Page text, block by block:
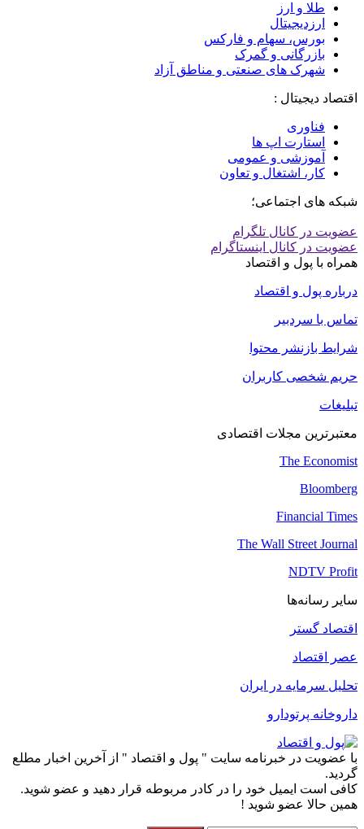
طلا و ارز
ارزدیجیتال
بورس، سهام و فارکس
بازرگانی و گمرک
شهرک های صنعتی و مناطق آزاد
اقتصاد دیجیتال :
فناوری
استارت اپ ها
آموزشی و عمومی
کار، اشتغال و تعاون
شبکه های اجتماعی؛
عضویت در کانال تلگرام
عضویت در کانال اینستاگرام
همراه با پول و اقتصاد
درباره پول و اقتصاد
تماس با سردبیر
شرایط بازنشر محتوا
حریم شخصی کاربران
تبلیغات
معتبرترین مجلات اقتصادی
The Economist
Bloomberg
Financial Times
The Wall Street Journal
NDTV Profit
سایر رسانه‌ها
اقتصاد گستر
عصر اقتصاد
تحلیل سرمایه در ایران
داروخانه پرتودارو
با عضویت در خبرنامه سایت " پول و اقتصاد " از آخرین اخبار مطلع
گردید.
کافی است ایمیل خود را در کادر مربوطه قرار دهید و عضو شوید.
همین حالا عضو شوید !